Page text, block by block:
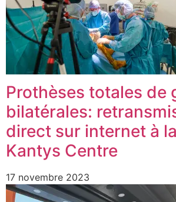
Prothèses totales de
bilatérales:
direct sur internet à
Kantys Centre
17 novembre 2023